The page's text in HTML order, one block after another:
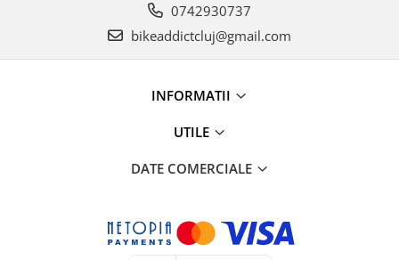
0742930737
bikeaddictcluj@gmail.com
INFORMATII
UTILE
DATE COMERCIALE